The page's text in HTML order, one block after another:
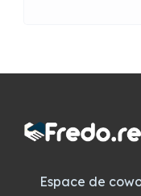
Espace de